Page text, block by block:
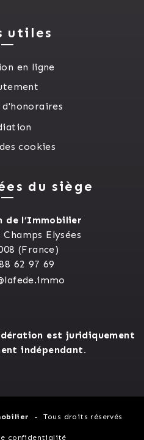
utiles
en ligne
cookies
du siège
de l’Immobilier
Champs Elysées
(France)
62 97 69
est juridiquement
indépendant.
Tous droits réservés
confidentialité